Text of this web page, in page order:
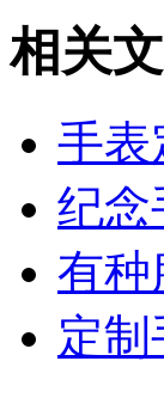
相关
手表
纪
有种
定